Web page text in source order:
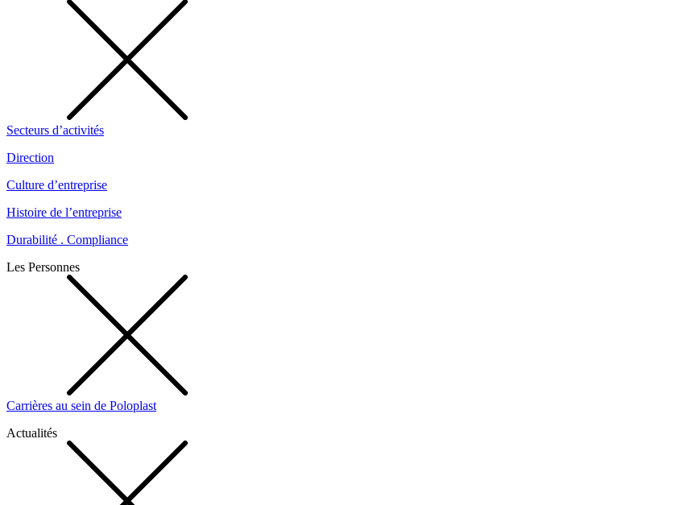
Secteurs d’activités
Direction
Culture d’entreprise
Histoire de l’entreprise
Durabilité . Compliance
Les Personnes
Carrières au sein de Poloplast
Actualités